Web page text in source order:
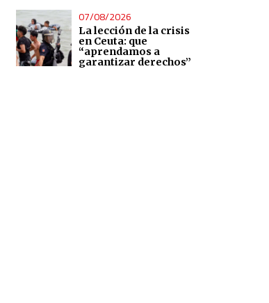
07/08/2026
La lección de la crisis
en Ceuta: que
“aprendamos a
garantizar derechos”